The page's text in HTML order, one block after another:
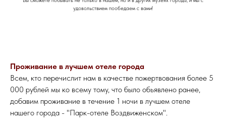
удовольствием пообедаем с вами!
Проживание в лучшем отеле города
Всем, кто перечислит нам в качестве пожертвования более 5
000 рублей мы ко всему тому, что было обьявлено ранее,
добавим проживание в течение 1 ночи в лучшем отеле
нашего города - "Парк-отеле Воздвиженском".